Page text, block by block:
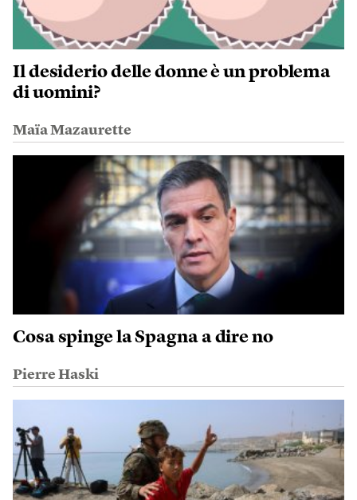
Il desiderio delle donne è un problema
di uomini?
Maïa Mazaurette
Cosa spinge la Spagna a dire no
Pierre Haski